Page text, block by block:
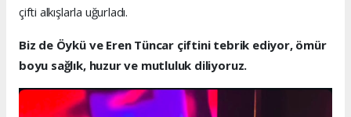
çifti alkışlarla uğurladı.
Biz de Öykü ve Eren Tüncar çiftini tebrik ediyor, ömür
boyu sağlık, huzur ve mutluluk diliyoruz.